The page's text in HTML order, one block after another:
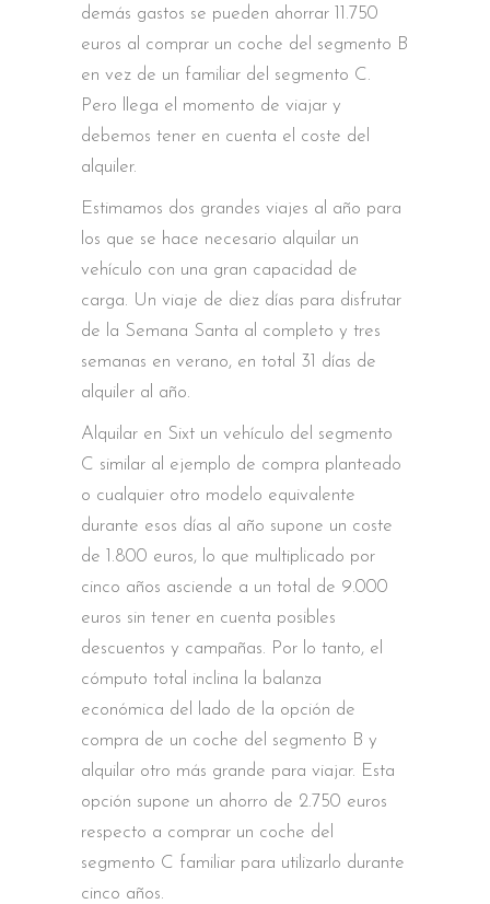
demás gastos se pueden ahorrar 11.750
euros al comprar un coche del segmento B
en vez de un familiar del segmento C.
Pero llega el momento de viajar y
debemos tener en cuenta el coste del
alquiler.
Estimamos dos grandes viajes al año para
los que se hace necesario alquilar un
vehículo con una gran capacidad de
carga. Un viaje de diez días para disfrutar
de la Semana Santa al completo y tres
semanas en verano, en total 31 días de
alquiler al año.
Alquilar en Sixt un vehículo del segmento
C similar al ejemplo de compra planteado
o cualquier otro modelo equivalente
durante esos días al año supone un coste
de 1.800 euros, lo que multiplicado por
cinco años asciende a un total de 9.000
euros sin tener en cuenta posibles
descuentos y campañas. Por lo tanto, el
cómputo total inclina la balanza
económica del lado de la opción de
compra de un coche del segmento B y
alquilar otro más grande para viajar. Esta
opción supone un ahorro de 2.750 euros
respecto a comprar un coche del
segmento C familiar para utilizarlo durante
cinco años.